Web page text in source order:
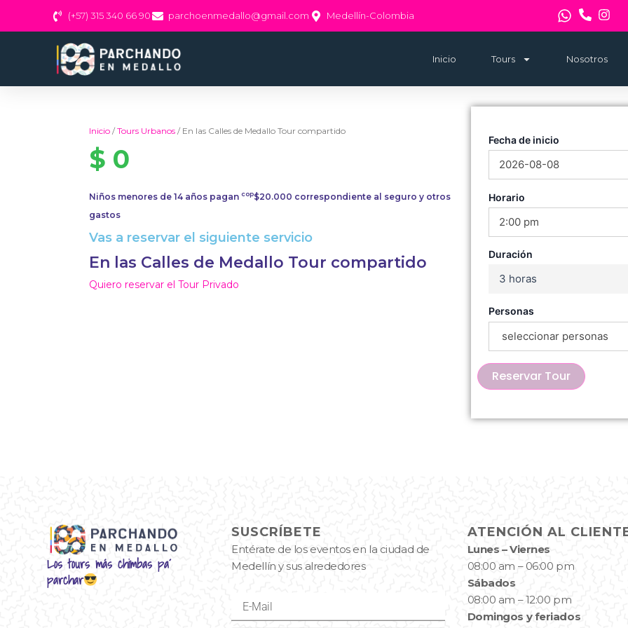
(+57) 315 340 66 90 parchoenmedallo@gmail.com Medellín-Colombia
Inicio Tours Nosotros
Inicio / Tours Urbanos / En las Calles de Medallo Tour compartido
$ 0
Niños menores de 14 años pagan cop$20.000 correspondiente al seguro y otros
gastos
Vas a reservar el siguiente servicio
En las Calles de Medallo Tour compartido
Quiero reservar el Tour Privado
Fecha de inicio
Horario
Duración
3 horas
Personas
seleccionar personas
Reservar Tour
Los tours más chimbas pa´
parchar
SUSCRÍBETE
Entérate de los eventos en la ciudad de
Medellín y sus alrededores
Mail
ATENCIÓN AL
Lunes – Viernes
08:00 am – 06:00 pm
Sábados
08:00 am – 12:00 pm
Domingos y feriados